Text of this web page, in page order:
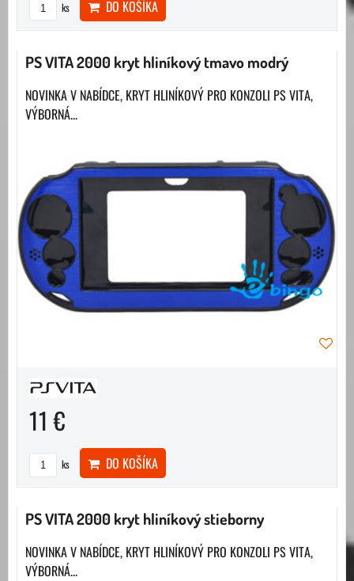
ks DO KOŠÍKA
PS VITA 2000 kryt hliníkový tmavo modrý
NOVINKA V NABÍDCE, KRYT HLINÍKOVÝ PRO KONZOLI PS VITA,
VÝBORNÁ...
11 €
ks DO KOŠÍKA
PS VITA 2000 kryt hliníkový stieborny
NOVINKA V NABÍDCE, KRYT HLINÍKOVÝ PRO KONZOLI PS VITA,
VÝBORNÁ...